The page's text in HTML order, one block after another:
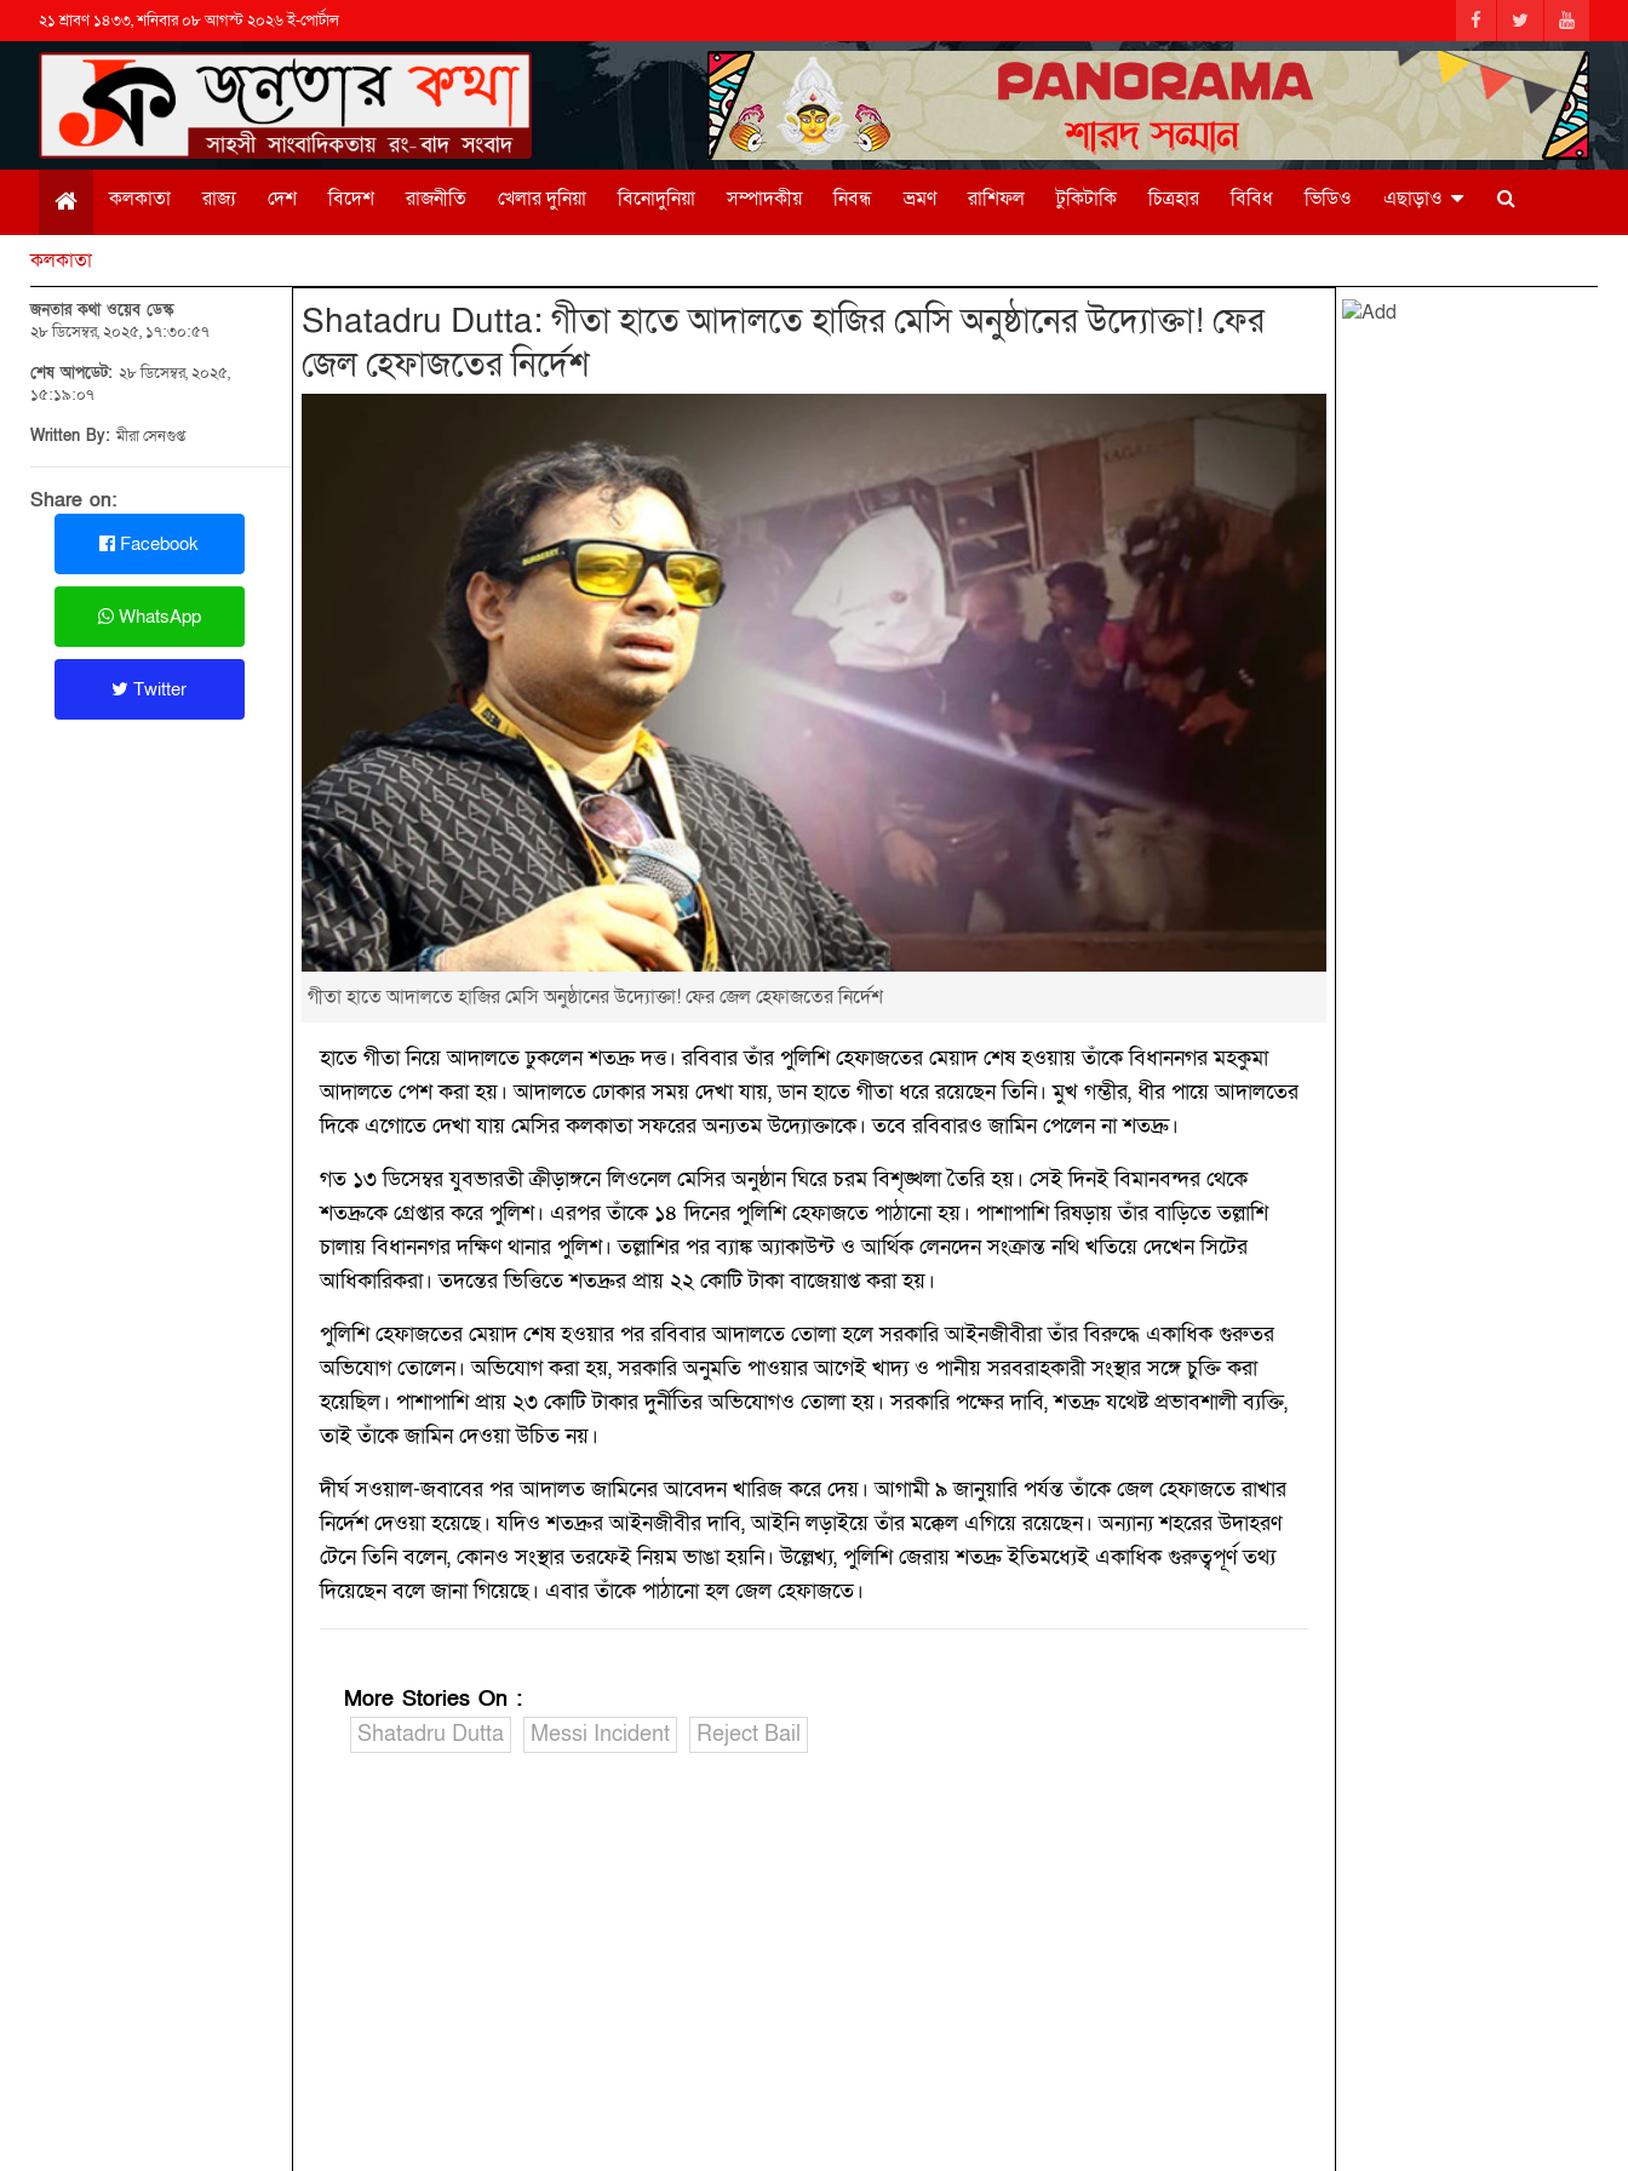
২১ শ্রাবণ ১৪৩৩, শনিবার ০৮ আগস্ট ২০২৬ ই-পোর্টাল
কলকাতা রাজ্য দেশ বিদেশ রাজনীতি খেলার দুনিয়া বিনোদুনিয়া সম্পাদকীয় নিবন্ধ ভ্রমণ রাশিফল টুকিটাকি চিত্রহার বিবিধ ভিডিও এছাড়াও
কলকাতা
জনতার কথা ওয়েব ডেস্ক
২৮ ডিসেম্বর, ২০২৫, ১৭:৩০:৫৭
শেষ আপডেট: ২৮ ডিসেম্বর, ২০২৫,
১৫:১৯:০৭
Written By:মীরা সেনগুপ্ত
Share on:
Facebook
WhatsApp
Twitter
Shatadru Dutta: গীতা হাতে আদালতে হাজির মেসি অনুষ্ঠানের উদ্যোক্তা! ফের
জেল হেফাজতের নির্দেশ
গীতা হাতে আদালতে হাজির মেসি অনুষ্ঠানের উদ্যোক্তা! ফের জেল হেফাজতের নির্দেশ
হাতে গীতা নিয়ে আদালতে ঢুকলেন শতদ্রু দত্ত। রবিবার তাঁর পুলিশি হেফাজতের মেয়াদ শেষ হওয়ায় তাঁকে বিধাননগর মহকুমা
আদালতে পেশ করা হয়। আদালতে ঢোকার সময় দেখা যায়, ডান হাতে গীতা ধরে রয়েছেন তিনি। মুখ গম্ভীর, ধীর পায়ে আদালতের
দিকে এগোতে দেখা যায় মেসির কলকাতা সফরের অন্যতম উদ্যোক্তাকে। তবে রবিবারও জামিন পেলেন না শতদ্রু।
গত ১৩ ডিসেম্বর যুবভারতী ক্রীড়াঙ্গনে লিওনেল মেসির অনুষ্ঠান ঘিরে চরম বিশৃঙ্খলা তৈরি হয়। সেই দিনই বিমানবন্দর থেকে
শতদ্রুকে গ্রেপ্তার করে পুলিশ। এরপর তাঁকে ১৪ দিনের পুলিশি হেফাজতে পাঠানো হয়। পাশাপাশি রিষড়ায় তাঁর বাড়িতে তল্লাশি
চালায় বিধাননগর দক্ষিণ থানার পুলিশ। তল্লাশির পর ব্যাঙ্ক অ্যাকাউন্ট ও আর্থিক লেনদেন সংক্রান্ত নথি খতিয়ে দেখেন সিটের
আধিকারিকরা। তদন্তের ভিত্তিতে শতদ্রুর প্রায় ২২ কোটি টাকা বাজেয়াপ্ত করা হয়।
পুলিশি হেফাজতের মেয়াদ শেষ হওয়ার পর রবিবার আদালতে তোলা হলে সরকারি আইনজীবীরা তাঁর বিরুদ্ধে একাধিক গুরুতর
অভিযোগ তোলেন। অভিযোগ করা হয়, সরকারি অনুমতি পাওয়ার আগেই খাদ্য ও পানীয় সরবরাহকারী সংস্থার সঙ্গে চুক্তি করা
হয়েছিল। পাশাপাশি প্রায় ২৩ কোটি টাকার দুর্নীতির অভিযোগও তোলা হয়। সরকারি পক্ষের দাবি, শতদ্রু যথেষ্ট প্রভাবশালী ব্যক্তি,
তাই তাঁকে জামিন দেওয়া উচিত নয়।
দীর্ঘ সওয়াল-জবাবের পর আদালত জামিনের আবেদন খারিজ করে দেয়। আগামী ৯ জানুয়ারি পর্যন্ত তাঁকে জেল হেফাজতে রাখার
নির্দেশ দেওয়া হয়েছে। যদিও শতদ্রুর আইনজীবীর দাবি, আইনি লড়াইয়ে তাঁর মক্কেল এগিয়ে রয়েছেন। অন্যান্য শহরের উদাহরণ
টেনে তিনি বলেন, কোনও সংস্থার তরফেই নিয়ম ভাঙা হয়নি। উল্লেখ্য, পুলিশি জেরায় শতদ্রু ইতিমধ্যেই একাধিক গুরুত্বপূর্ণ তথ্য
দিয়েছেন বলে জানা গিয়েছে। এবার তাঁকে পাঠানো হল জেল হেফাজতে।
More Stories On :
Shatadru Dutta
Messi Incident Reject Bail